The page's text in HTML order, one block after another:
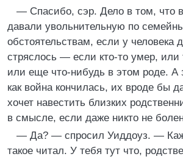
— Спасибо, сэр. Дело в том, что
давали увольнительную по
обстоятельствам, если у человека
стряслось — если кто-то умер, или
или еще что-нибудь в этом роде. А
как война кончилась, их вроде бы
хочет навестить близких
в смысле, если даже никто не
— Да? — спросил Уиддоуз. —
такое читал. У тебя тут что,